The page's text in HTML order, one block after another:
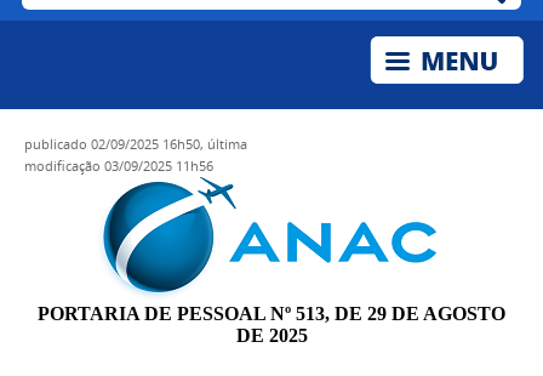
publicado 02/09/2025 16h50, última
modificação 03/09/2025 11h56
PORTARIA DE PESSOAL Nº 513, DE 29 DE AGOSTO
DE 2025